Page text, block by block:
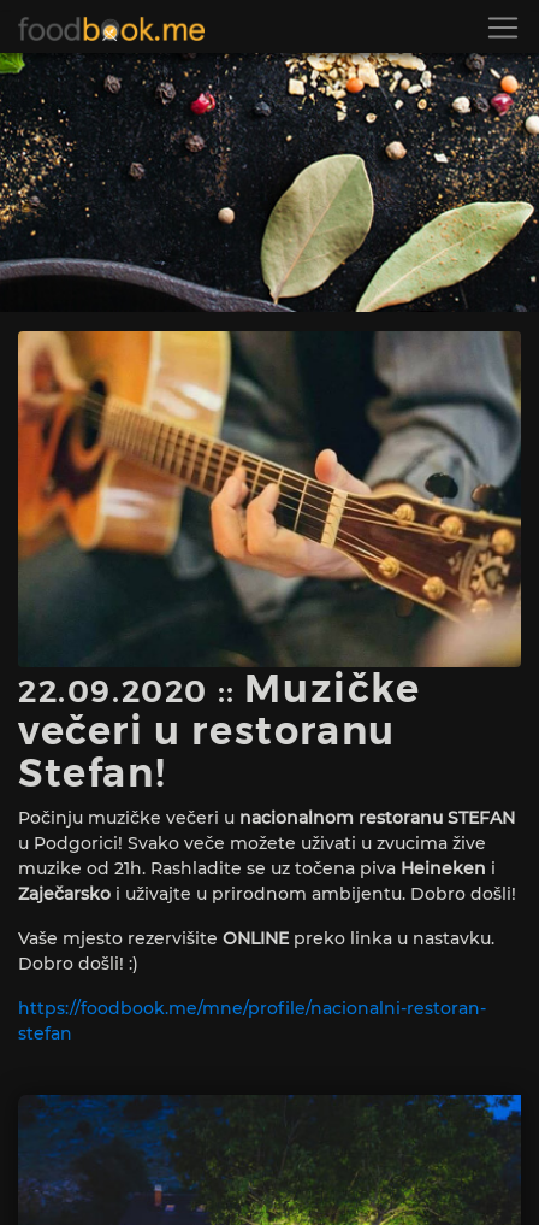
22.09.2020 :: Muzičke
večeri u restoranu
Stefan!
Počinju muzičke večeri u nacionalnom restoranu STEFAN
u Podgorici! Svako veče možete uživati u zvucima žive
muzike od 21h. Rashladite se uz točena piva Heineken i
Zaječarsko i uživajte u prirodnom ambijentu. Dobro došli!
Vaše mjesto rezervišite ONLINEpreko linka u nastavku.
Dobro došli! :)
https://foodbook.me/mne/profile/nacionalni-restoran-
stefan